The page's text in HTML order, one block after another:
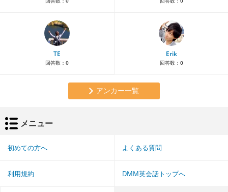
TE
回答数： 0
Erik
回答数： 0
アンカー一覧
メニュー
初めての方へ よくある質問
利用規約 DMM英会話トップへ